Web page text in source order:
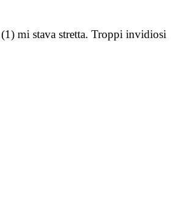
mi stava stretta. Troppi invidiosi